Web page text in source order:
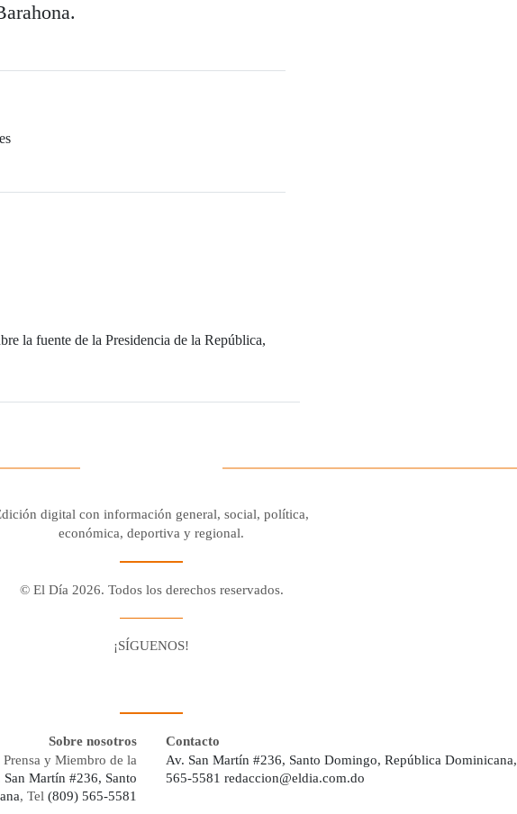
la fuente de la Presidencia de la República,
digital con información general, social, política,
económica, deportiva y regional.
© El Día 2026. Todos los derechos reservados.
¡SÍGUENOS!
Sobre nosotros
y Miembro de la
San Martín #236, Santo
, Tel (809) 565-5581
Contacto
Av. San Martín #236, Santo Domingo, República Dominicana,
565-5581 redaccion@eldia.com.do